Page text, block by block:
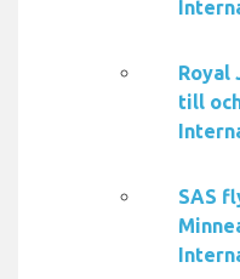
Royal
till
SAS